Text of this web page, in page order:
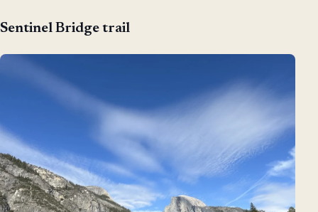
Sentinel Bridge trail